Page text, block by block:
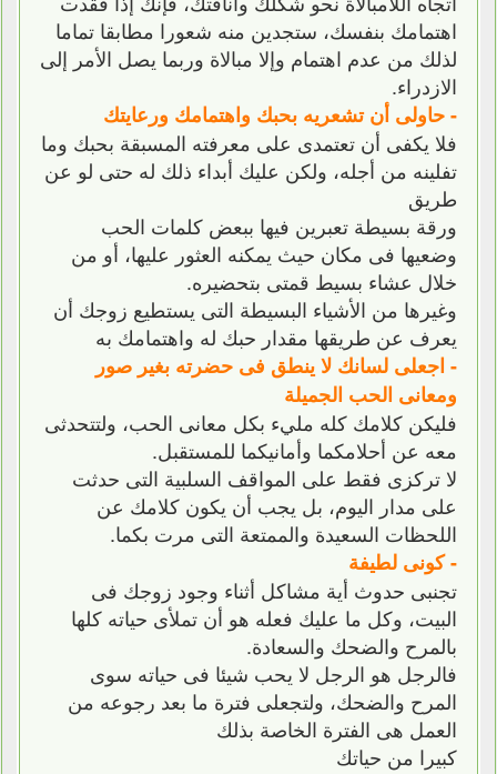
اهتمامك بنفسك، ستجدين منه شعورا مطابقا تماما
لذلك من عدم اهتمام وإلا مبالاة وربما يصل الأمر إلى
الازدراء.
- حاولى أن تشعريه بحبك واهتمامك ورعايتك
فلا يكفى أن تعتمدى على معرفته المسبقة بحبك وما
تفلينه من أجله، ولكن عليك أبداء ذلك له حتى لو عن
طريق
ورقة بسيطة تعبرين فيها ببعض كلمات الحب
وضعيها فى مكان حيث يمكنه العثور عليها، أو من
خلال عشاء بسيط قمتى بتحضيره.
وغيرها من الأشياء البسيطة التى يستطيع زوجك أن
يعرف عن طريقها مقدار حبك له واهتمامك به
- اجعلى لسانك لا ينطق فى حضرته بغير صور
ومعانى الحب الجميلة
فليكن كلامك كله مليء بكل معانى الحب، ولتتحدثى
معه عن أحلامكما وأمانيكما للمستقبل.
لا تركزى فقط على المواقف السلبية التى حدثت
على مدار اليوم، بل يجب أن يكون كلامك عن
اللحظات السعيدة والممتعة التى مرت بكما.
- كونى لطيفة
تجنبى حدوث أية مشاكل أثناء وجود زوجك فى
البيت، وكل ما عليك فعله هو أن تملأى حياته كلها
بالمرح والضحك والسعادة.
فالرجل هو الرجل لا يحب شيئا فى حياته سوى
المرح والضحك، ولتجعلى فترة ما بعد رجوعه من
العمل هى الفترة الخاصة بذلك
كبيرا من حياتك